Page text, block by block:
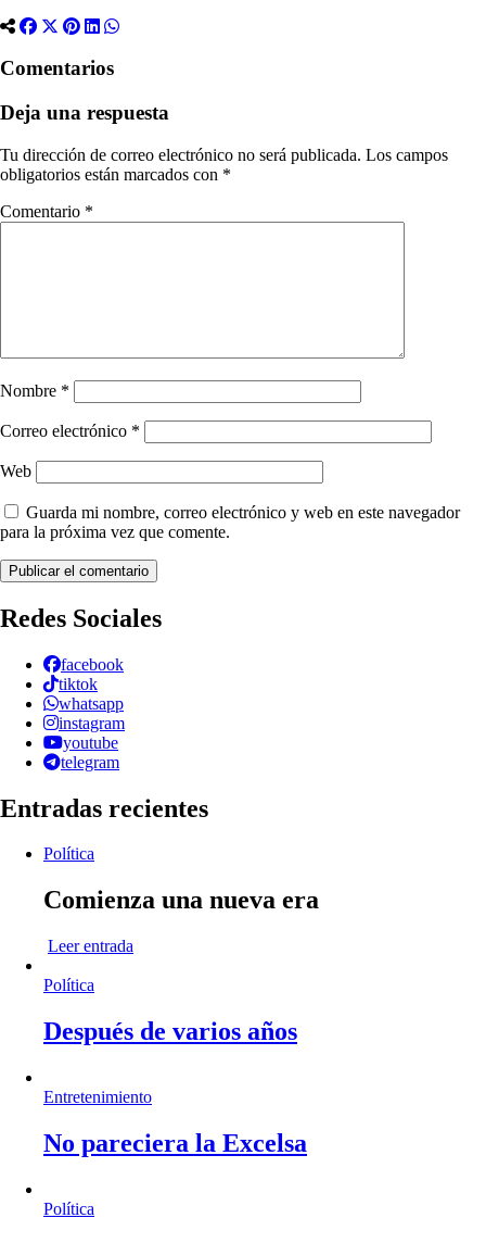
Comentarios
Deja una respuesta
Tu dirección de correo electrónico no será publicada. Los campos
obligatorios están marcados con *
Comentario *
Nombre *
Correo electrónico *
Web
Guarda mi nombre, correo electrónico y web en este navegador
para la próxima vez que comente.
Redes Sociales
facebook
tiktok
whatsapp
instagram
youtube
telegram
Entradas recientes
Política
Comienza una nueva era
Leer entrada
Política
Después de varios años
Entretenimiento
No pareciera la Excelsa
Política